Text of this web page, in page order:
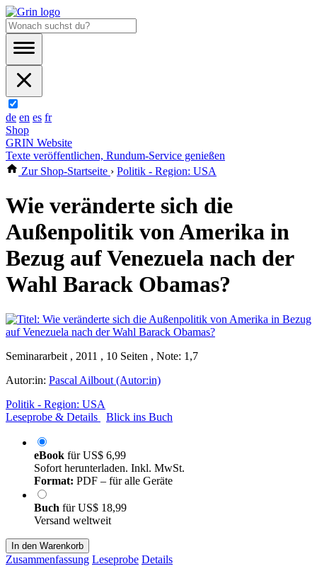
de en es fr
Shop
GRIN Website
Texte veröffentlichen, Rundum-Service genießen
Zur Shop-Startseite › Politik - Region: USA
Wie veränderte sich die
Außenpolitik von Amerika in
Bezug auf Venezuela nach der
Wahl Barack Obamas?
Seminararbeit , 2011 , 10 Seiten , Note: 1,7
Autor:in: Pascal Ailbout (Autor:in)
Politik - Region: USA
Leseprobe & Details
Blick ins Buch
eBook fürUS$ 6,99
Sofort herunterladen. Inkl. MwSt.
Format: PDF – für alle Geräte
Buch fürUS$ 18,99
Versand weltweit
In den Warenkorb
Zusammenfassung Leseprobe Details